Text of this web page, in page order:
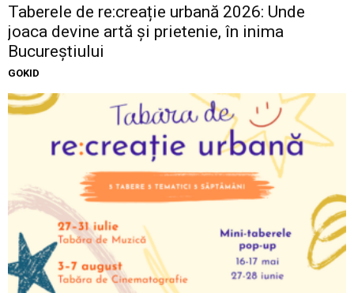
Taberele de re:creație urbană 2026: Unde
joaca devine artă și prietenie, în inima
Bucureștiului
GOKID